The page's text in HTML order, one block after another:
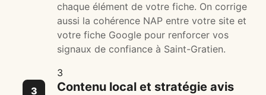
chaque élément de votre fiche. On corrige
aussi la cohérence NAP entre votre site et
votre fiche Google pour renforcer vos
signaux de confiance à Saint-Gratien.
3
Contenu local et stratégie avis